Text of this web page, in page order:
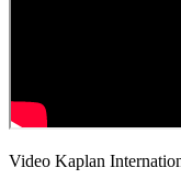
Video Kaplan